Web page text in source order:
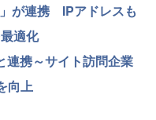
が連携 IPアドレスも
適化
携～サイト訪問企業
向上